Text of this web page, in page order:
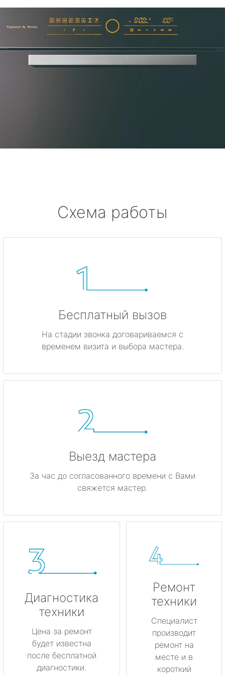
Схема работы
Бесплатный вызов
На стадии звонка договариваемся с
временем визита и выбора мастера.
Выезд мастера
За час до согласованного времени с Вами
свяжется мастер.
Диагностика
техники
Цена за ремонт
будет известна
после бесплатной
диагностики.
Ремонт
техники
Специалист
производит
ремонт на
месте и в
короткий